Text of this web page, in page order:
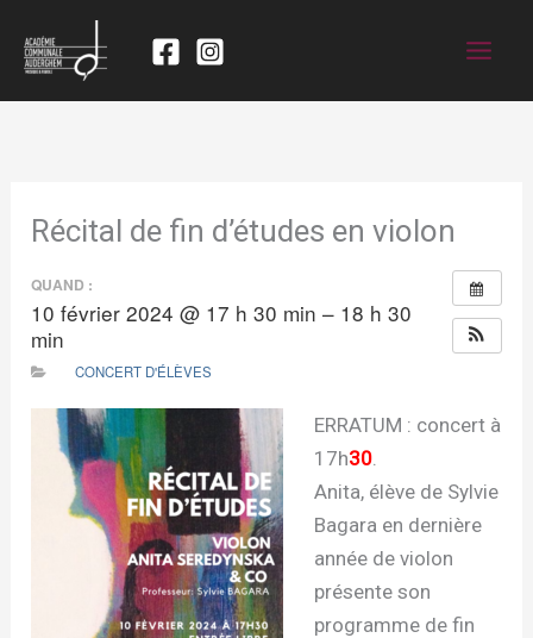
Récital de fin d’études en violon
QUAND :
10 février 2024 @ 17 h 30 min – 18 h 30
min
CONCERT D'ÉLÈVES
ERRATUM : concert à
17h30.
Anita, élève de Sylvie
Bagara en dernière
année de violon
présente son
programme de fin